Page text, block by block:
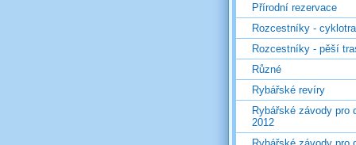
Přírodní rezervace
Rozcestníky -
Rozcestníky - pěší
Různé
Rybářské revíry
Rybářské závody pro
2012